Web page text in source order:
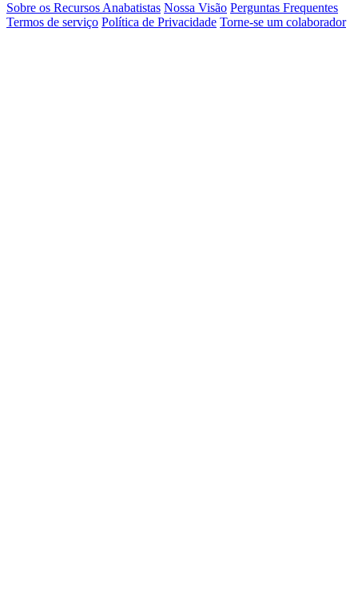
Sobre os Recursos Anabatistas Nossa Visão Perguntas Frequentes
Termos de serviço Política de Privacidade Torne-se um colaborador